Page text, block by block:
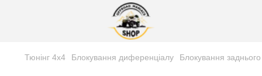
Тюнінг 4х4 Блокування диференціалу Блокування